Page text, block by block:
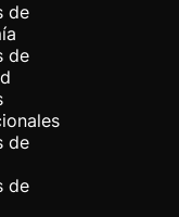
de
de
de
de